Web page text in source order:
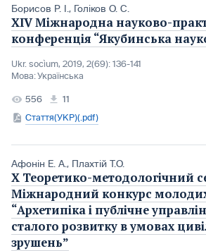
Борисов Р. І. , Голіков О. С.
ХIV Міжнародна науково-
конференція “Якубинська
Ukr. socìum, 2019, 2(69): 136-141
Мова:Українська
556
11
Стаття(УКР)(.pdf)
Афонін Е. А. , Плахтій Т.О.
Х Теоретико-методологічний
Міжнародний конкурс
“Архетипіка і публічне
сталого розвитку в умовах
зрушень”